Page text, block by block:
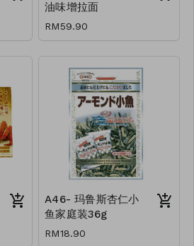
油味增拉面
RM59.90
A46- 玛鲁斯杏仁小
鱼家庭装36g
RM18.90